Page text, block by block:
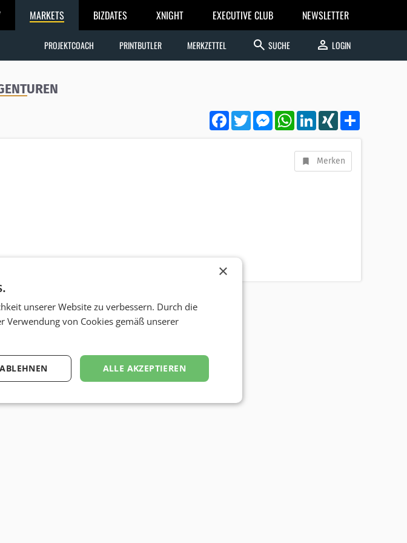
MARKETS BIZDATES XNIGHT EXECUTIVE CLUB NEWSLETTER
PROJEKTCOACH PRINTBUTLER MERKZETTEL search SUCHE person LOGIN
FacebookTwitterMessengerWhatsApp
LinkedInXING
Merken
×
unserer Website zu verbessern. Durch die
Verwendung von Cookies gemäß unserer
ALLE AKZEPTIEREN